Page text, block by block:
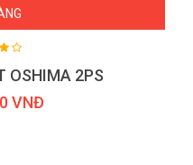
OSHIMA 2PS
VNĐ